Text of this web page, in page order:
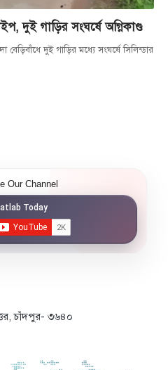
দুই গাড়ির সংঘর্ষে অগ্নিকাণ্ড
দুই গাড়ির মধ্যে সংঘর্ষে সিলিন্ডার
Our Channel
চাঁদপুর- ৩৬৪০